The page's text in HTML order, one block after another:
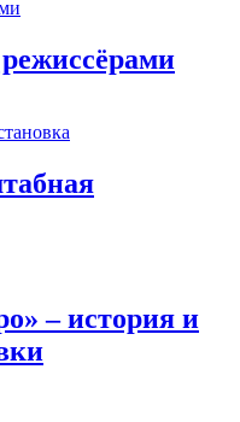
– история и